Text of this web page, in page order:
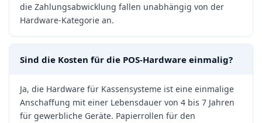
die Zahlungsabwicklung fallen unabhängig von der
Hardware-Kategorie an.
Sind die Kosten für die POS-Hardware einmalig?
Ja, die Hardware für Kassensysteme ist eine einmalige
Anschaffung mit einer Lebensdauer von 4 bis 7 Jahren
für gewerbliche Geräte. Papierrollen für den